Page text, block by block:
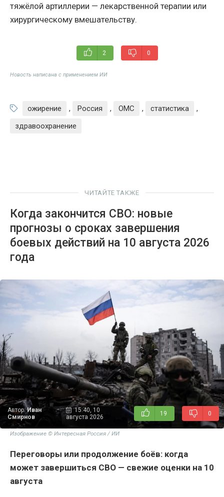
тяжёлой артиллерии — лекарственной терапии или
хирургическому вмешательству.
2 0
Новость написана с применением ИИ
ожирение , Россия , ОМС , статистика
,
здравоохранение
ЧИТАЙТЕ ТАКЖЕ
Когда закончится СВО: новые
прогнозы о сроках завершения
боевых действий на 10 августа 2026
года
Автор:Иван
Смирнов
15:40, 10
августа 2026
19 0
Изображение © Интересная Россия / ИИ
Переговоры или продолжение боёв: когда
может завершиться СВО — свежие оценки на 10
августа